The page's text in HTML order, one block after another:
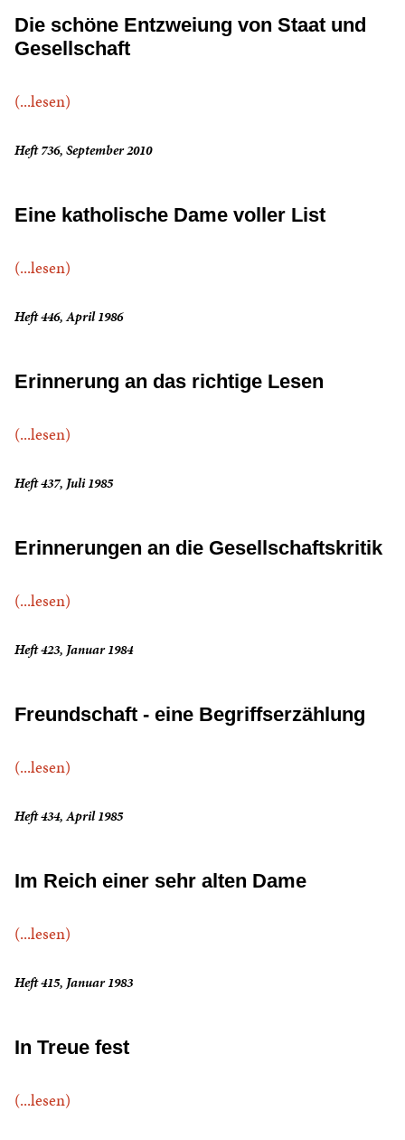
Die schöne Entzweiung von Staat und
Gesellschaft
(...lesen)
Heft 736, September 2010
Eine katholische Dame voller List
(...lesen)
Heft 446, April 1986
Erinnerung an das richtige Lesen
(...lesen)
Heft 437, Juli 1985
Erinnerungen an die Gesellschaftskritik
(...lesen)
Heft 423, Januar 1984
Freundschaft - eine Begriffserzählung
(...lesen)
Heft 434, April 1985
Im Reich einer sehr alten Dame
(...lesen)
Heft 415, Januar 1983
In Treue fest
(...lesen)